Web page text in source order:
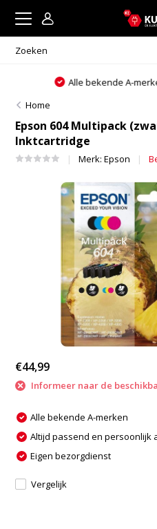
Altijd passend
Home
Epson 604 Multipack
Inktcartridge
Merk:Epson
€44,99
Informeer naar de
Alle bekende A-merken
Altijd passend en persoonlijk
Eigen bezorgdienst
Vergelijk